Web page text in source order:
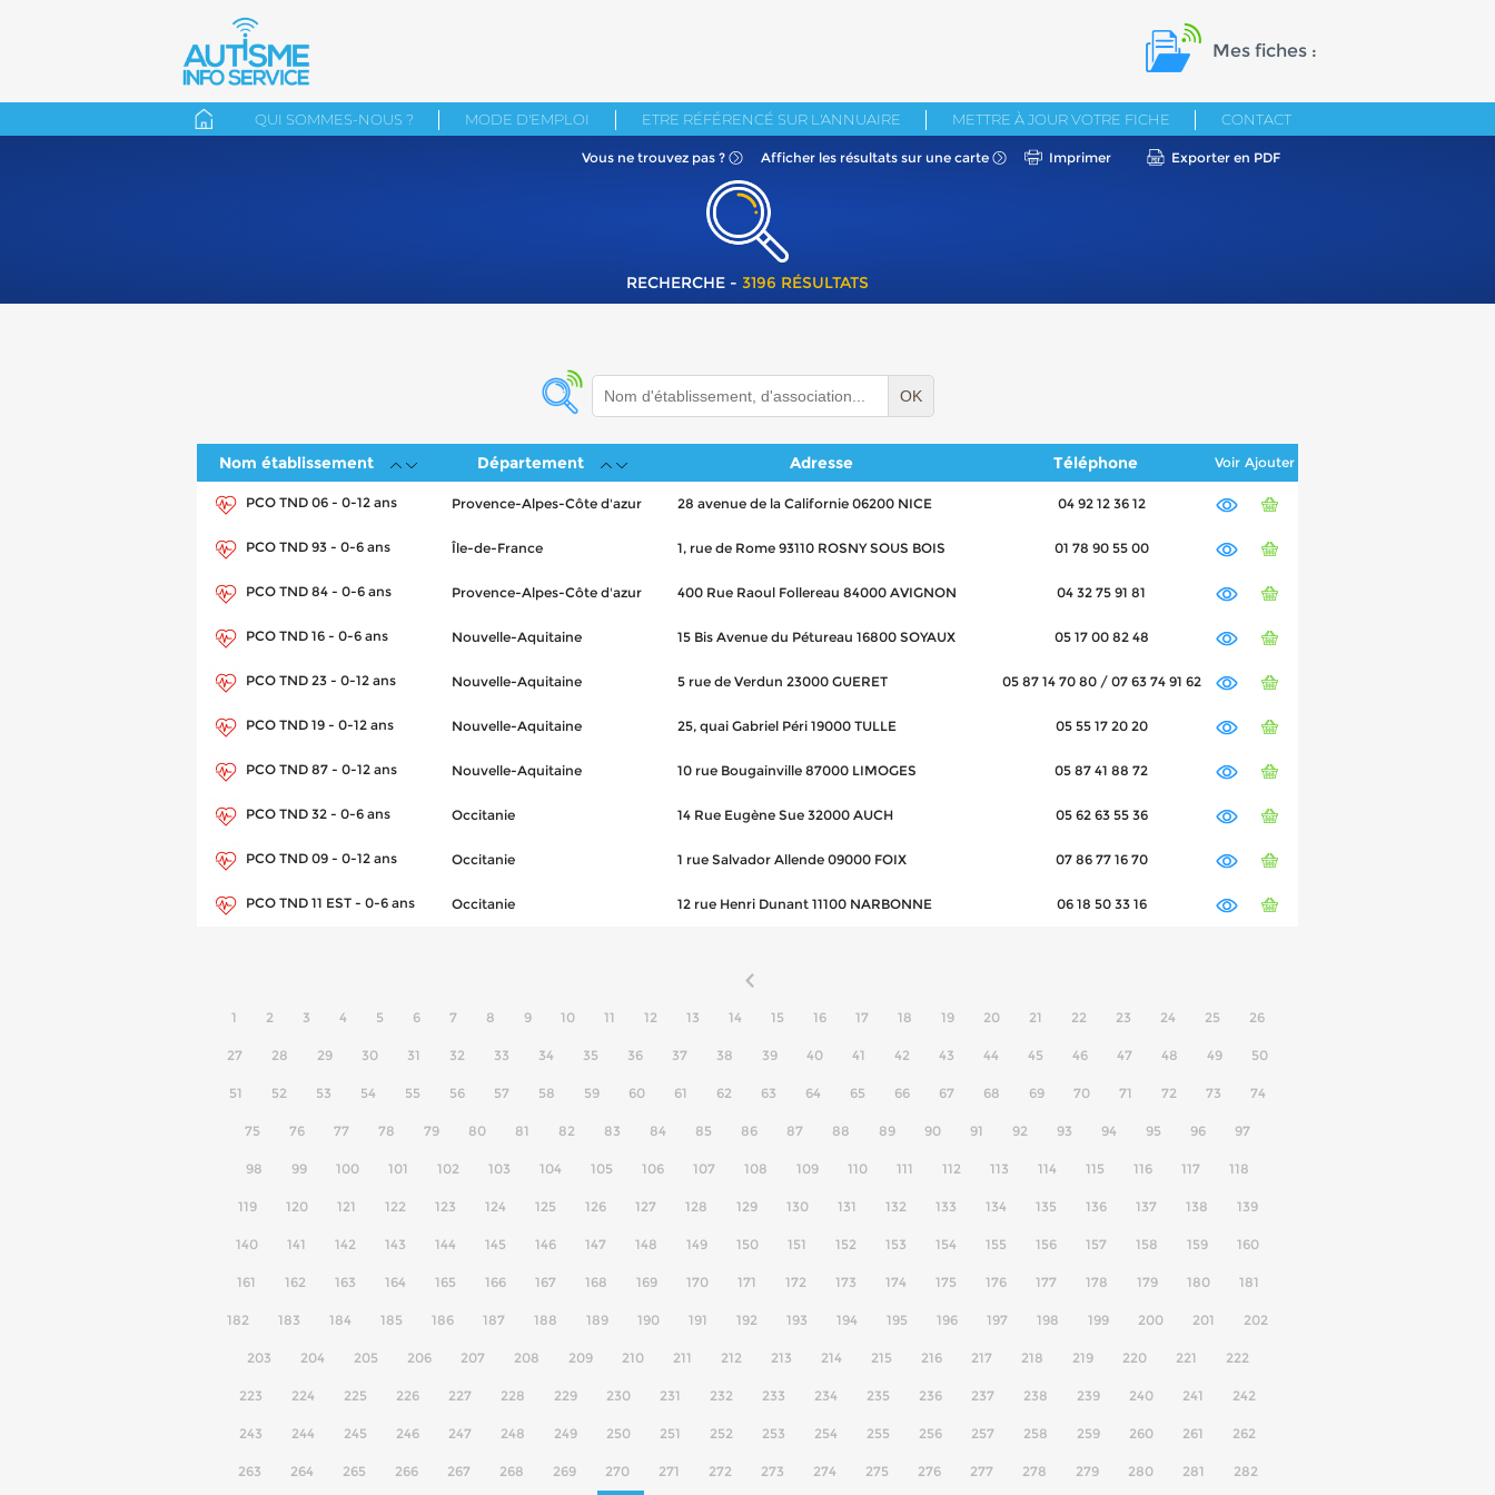
Mes fiches :
QUI SOMMES-NOUS ? MODE D'EMPLOI ETRE RÉFÉRENCÉ SUR L'ANNUAIRE METTRE À JOUR VOTRE FICHE CONTACT
Vous ne trouvez pas ? Afficher les résultats sur une carte Imprimer Exporter en PDF
RECHERCHE - 3196 RÉSULTATS
OK
Nom établissement Département Adresse Téléphone Voir Ajouter
PCO TND 06 - 0-12 ans Provence-Alpes-Côte d'azur 28 avenue de la Californie 06200 NICE 04 92 12 36 12
PCO TND 93 - 0-6 ans Île-de-France 1, rue de Rome 93110 ROSNY SOUS BOIS 01 78 90 55 00
PCO TND 84 - 0-6 ans Provence-Alpes-Côte d'azur 400 Rue Raoul Follereau 84000 AVIGNON 04 32 75 91 81
PCO TND 16 - 0-6 ans Nouvelle-Aquitaine 15 Bis Avenue du Pétureau 16800 SOYAUX 05 17 00 82 48
PCO TND 23 - 0-12 ans Nouvelle-Aquitaine 5 rue de Verdun 23000 GUERET 05 87 14 70 80 / 07 63 74 91 62
PCO TND 19 - 0-12 ans Nouvelle-Aquitaine 25, quai Gabriel Péri 19000 TULLE 05 55 17 20 20
PCO TND 87 - 0-12 ans Nouvelle-Aquitaine 10 rue Bougainville 87000 LIMOGES 05 87 41 88 72
PCO TND 32 - 0-6 ans Occitanie 14 Rue Eugène Sue 32000 AUCH 05 62 63 55 36
PCO TND 09 - 0-12 ans Occitanie 1 rue Salvador Allende 09000 FOIX 07 86 77 16 70
PCO TND 11 EST - 0-6 ans Occitanie 12 rue Henri Dunant 11100 NARBONNE 06 18 50 33 16
1 2 3 4 5 6 7 8 9 10 11 12 13 14 15 16 17 18 19 20 21 22 23 24 25 26
27 28 29 30 31 32 33 34 35 36 37 38 39 40 41 42 43 44 45 46 47 48 49 50
51 52 53 54 55 56 57 58 59 60 61 62 63 64 65 66 67 68 69 70 71 72 73 74
75 76 77 78 79 80 81 82 83 84 85 86 87 88 89 90 91 92 93 94 95 96 97
98 99 100 101 102 103 104 105 106 107 108 109 110 111 112 113 114 115 116 117 118
119 120 121 122 123 124 125 126 127 128 129 130 131 132 133 134 135 136 137 138 139
140 141 142 143 144 145 146 147 148 149 150 151 152 153 154 155 156 157 158 159 160
161 162 163 164 165 166 167 168 169 170 171 172 173 174 175 176 177 178 179 180 181
182 183 184 185 186 187 188 189 190 191 192 193 194 195 196 197 198 199 200 201 202
203 204 205 206 207 208 209 210 211 212 213 214 215 216 217 218 219 220 221 222
223 224 225 226 227 228 229 230 231 232 233 234 235 236 237 238 239 240 241 242
243 244 245 246 247 248 249 250 251 252 253 254 255 256 257 258 259 260 261 262
263 264 265 266 267 268 269 270 271 272 273 274 275 276 277 278 279 280 281 282